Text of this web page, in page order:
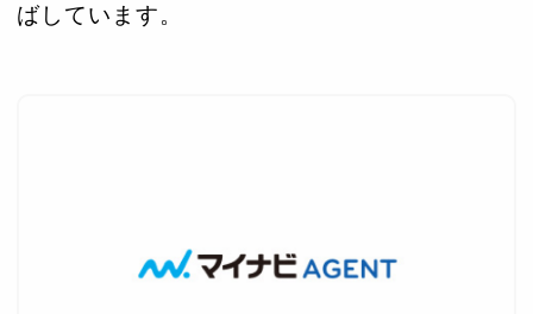
ばしています。